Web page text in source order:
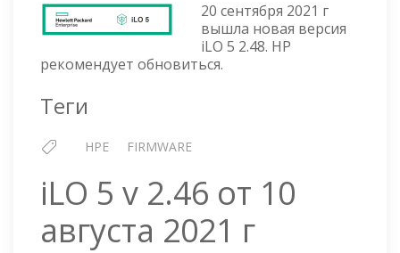
V
2.48
ОТ
20 сентября 2021 г
вышла новая версия
iLO 5 2.48. HP
рекомендует обновиться.
Теги
HPE FIRMWARE
iLO 5 v 2.46 от 10
августа 2021 г